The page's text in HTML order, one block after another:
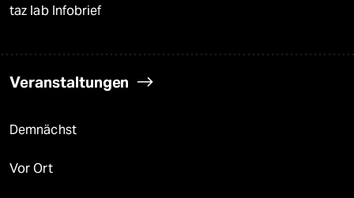
taz lab Infobrief
Veranstaltungen
Demnächst
Vor Ort